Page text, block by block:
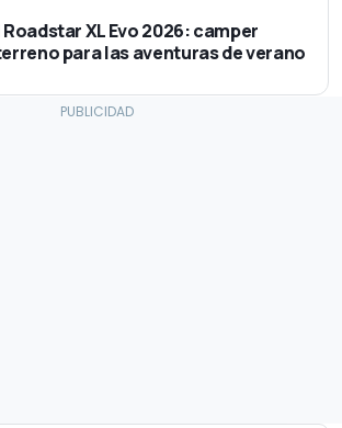
XL Evo 2026: camper
para las aventuras de verano